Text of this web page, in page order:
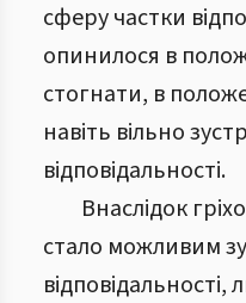
сферу частки
опинилося в
стогнати, в
навіть вільно
відповідальності.
Внаслідок
стало можливим
відповідальності,